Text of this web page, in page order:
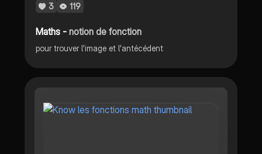
3 119
Maths -notion de fonction
pour trouver l'image et l'antécédent